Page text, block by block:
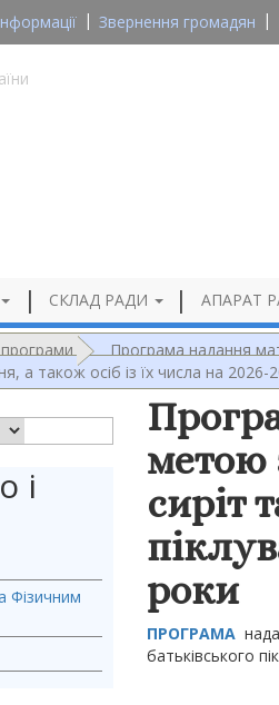
Звернення громадян
СКЛАД РАДИ АПАРАТ
програми
Програма надання
а також осіб із їх числа на 2026-
і
Фізичним
метою
сиріт
роки
ПРОГРАМА
батьківського